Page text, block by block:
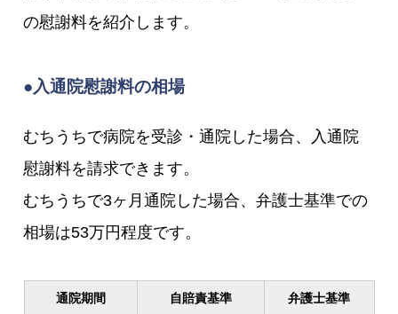
の慰謝料を紹介します。
●入通院慰謝料の相場
むちうちで病院を受診・通院した場合、入通院
慰謝料を請求できます。
むちうちで3ヶ月通院した場合、弁護士基準での
相場は53万円程度です。
通院期間 自賠責基準 弁護士基準